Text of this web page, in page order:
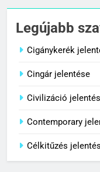
7
1
Legújabb